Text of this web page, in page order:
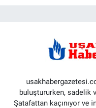
buluştururken, sadelik
Şatafattan kaçınıyor ve